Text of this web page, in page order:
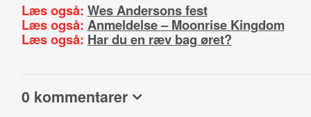
Læs også: Wes Andersons fest
Læs også: Anmeldelse – Moonrise Kingdom
Læs også: Har du en ræv bag øret?
0 kommentarer